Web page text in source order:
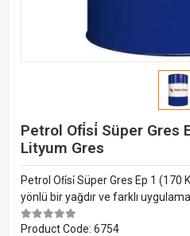
Petrol Ofi̇si̇ Süper Gres
Lityum Gres
Petrol Ofi̇si̇ Süper Gres Ep 1 (170
yönlü bir yağdır ve farklı
Product Code: 6754